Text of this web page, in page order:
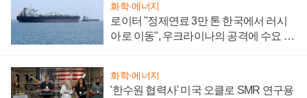
화학·에너지
로이터 "정제연료 3만 톤 한국에서 러시
아로 이동", 우크라이나의 공격에 수요 늘
화학·에너지
'한수원 협력사' 미국 오클로 SMR 연구용